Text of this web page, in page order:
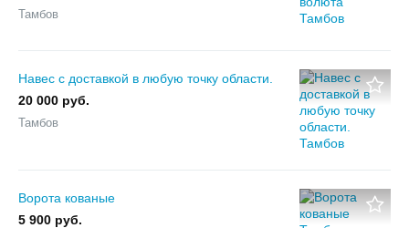
Тамбов
Навес с доставкой в любую точку области.
20 000 руб.
Тамбов
Ворота кованые
5 900 руб.